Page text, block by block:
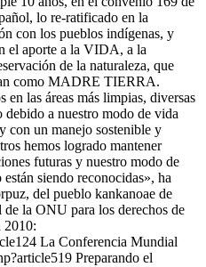
lo re-ratificado en la
con los pueblos indígenas, y
el aporte a la VIDA, a la
de la naturaleza, que
como MADRE TIERRA.
las áreas más limpias, diversas
a nuestro modo de vida
con un manejo sostenible y
hemos logrado mantener
futuras y nuestro modo de
siendo reconocidas», ha
del pueblo kankanoae de
la ONU para los derechos de
2010:
La Conferencia Mundial
Preparando el